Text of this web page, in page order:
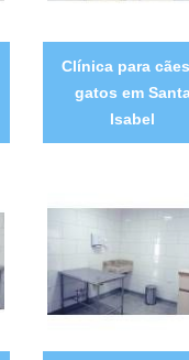
Clínica para
gatos em
Isabel